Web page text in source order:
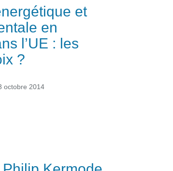
et
en
l’UE : les
?
octobre 2014